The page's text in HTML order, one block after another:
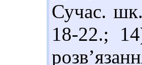
Сучас.
18-22.;